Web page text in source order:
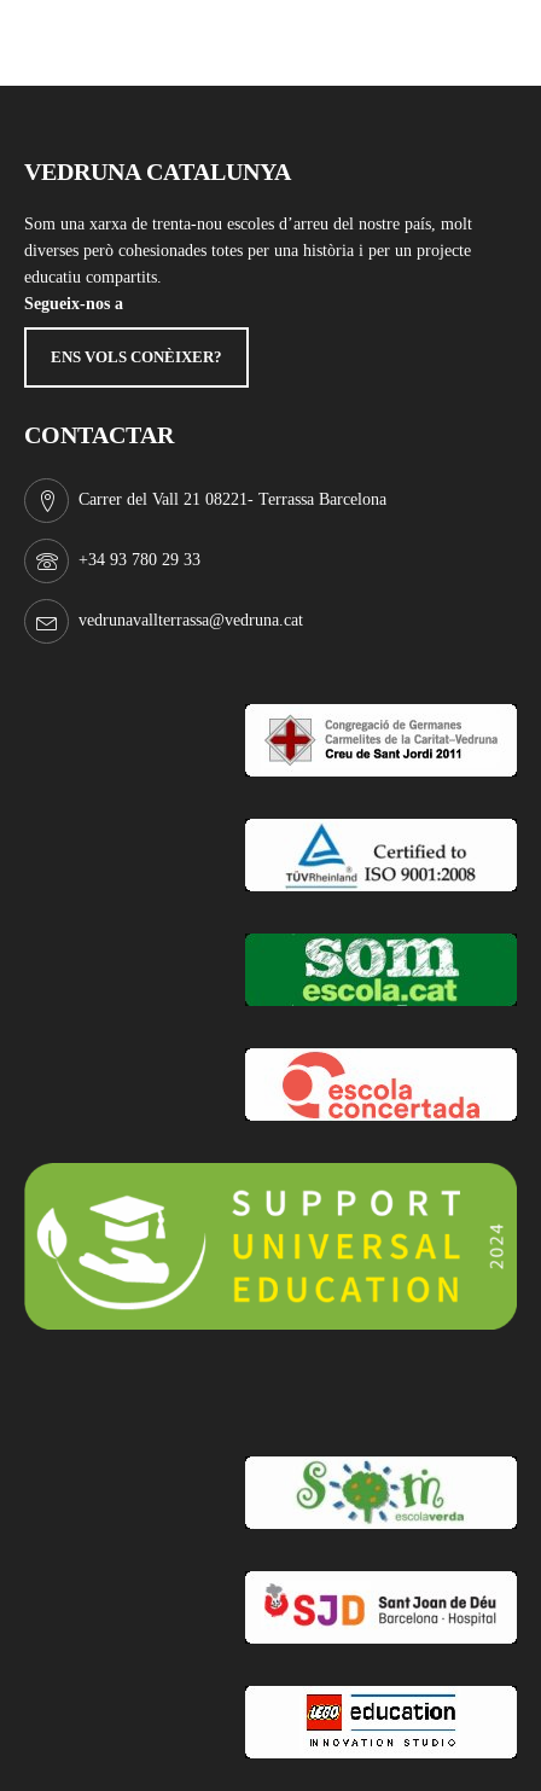
VEDRUNA CATALUNYA
Som una xarxa de trenta-nou escoles d’arreu del nostre país, molt
diverses però cohesionades totes per una història i per un projecte
educatiu compartits.
Segueix-nos a
ENS VOLS CONÈIXER?
CONTACTAR
Carrer del Vall 21 08221- Terrassa Barcelona
+34 93 780 29 33
vedrunavallterrassa@vedruna.cat